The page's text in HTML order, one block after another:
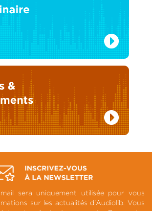
sera uniquement utilisée pour vous
sur les actualités d'Audiolib. Vous